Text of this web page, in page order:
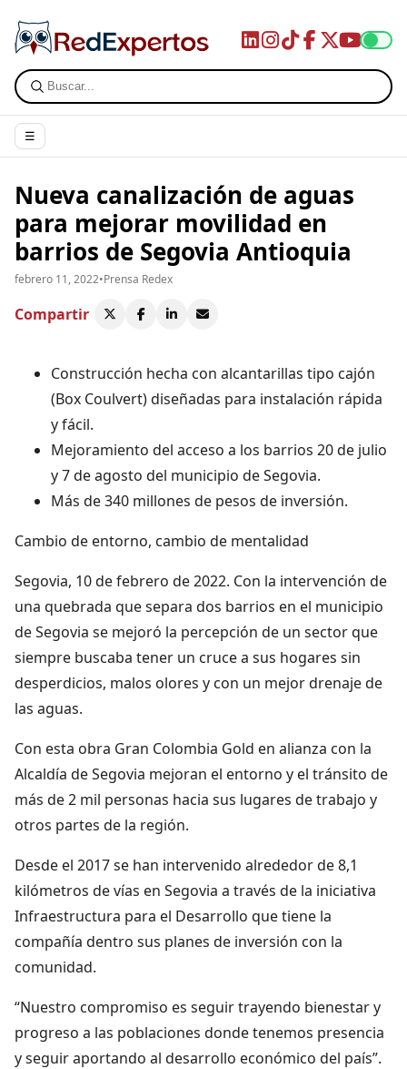
☰
Nueva canalización de aguas
para mejorar movilidad en
barrios de Segovia Antioquia
febrero 11, 2022•Prensa Redex
Compartir
Construcción hecha con alcantarillas tipo cajón
(Box Coulvert) diseñadas para instalación rápida
y fácil.
Mejoramiento del acceso a los barrios 20 de julio
y 7 de agosto del municipio de Segovia.
Más de 340 millones de pesos de inversión.
Cambio de entorno, cambio de mentalidad
Segovia, 10 de febrero de 2022. Con la intervención de
una quebrada que separa dos barrios en el municipio
de Segovia se mejoró la percepción de un sector que
siempre buscaba tener un cruce a sus hogares sin
desperdicios, malos olores y con un mejor drenaje de
las aguas.
Con esta obra Gran Colombia Gold en alianza con la
Alcaldía de Segovia mejoran el entorno y el tránsito de
más de 2 mil personas hacia sus lugares de trabajo y
otros partes de la región.
Desde el 2017 se han intervenido alrededor de 8,1
kilómetros de vías en Segovia a través de la iniciativa
Infraestructura para el Desarrollo que tiene la
compañía dentro sus planes de inversión con la
comunidad.
“Nuestro compromiso es seguir trayendo bienestar y
progreso a las poblaciones donde tenemos presencia
y seguir aportando al desarrollo económico del país”.